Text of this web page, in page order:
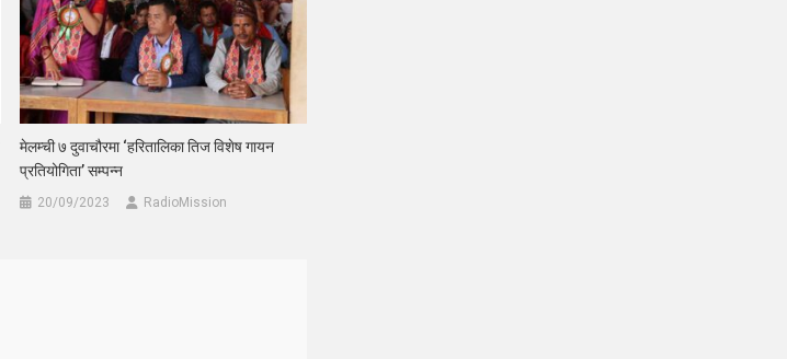
मेलम्ची ७ दुवाचौरमा ‘हरितालिका तिज विशेष गायन
प्रतियोगिता’ सम्पन्न
20/09/2023 RadioMission